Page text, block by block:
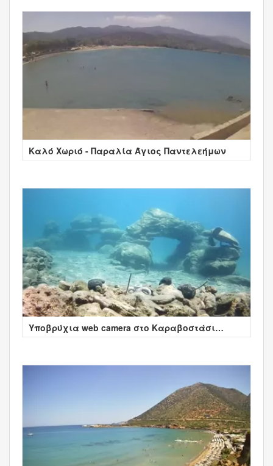
Καλό Χωριό - Παραλία Άγιος Παντελεήμων
Υποβρύχια web camera στο Καραβοστάσι
Κρήτης